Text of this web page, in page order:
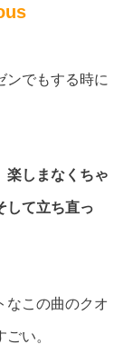
ンでもする時に
楽しまなくちゃ
して立ち直っ
なこの曲のクオ
い。